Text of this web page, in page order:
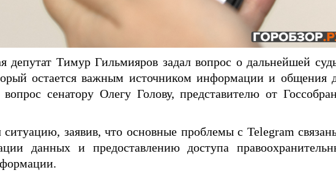
депутат Тимур Гильмияров задал вопрос о дальнейшей
остается важным источником информации и общения
сенатору Олегу Голову, представителю от
заявив, что основные проблемы с Telegram
данных и предоставлению доступа